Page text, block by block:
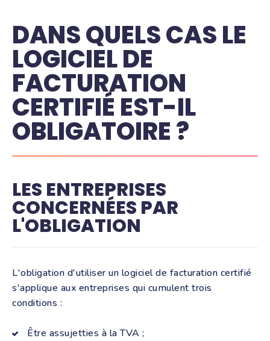
DANS QUELS CAS LE
LOGICIEL DE
FACTURATION
CERTIFIÉ EST-IL
OBLIGATOIRE ?
LES ENTREPRISES
CONCERNÉES PAR
L'OBLIGATION
L'obligation d'utiliser un logiciel de facturation certifié
s'applique aux entreprises qui cumulent trois
conditions :
Être assujetties à la TVA ;